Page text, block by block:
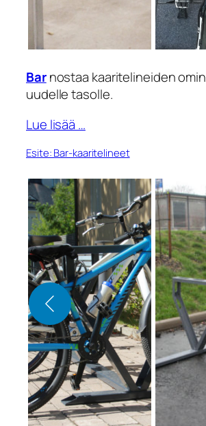
Barnostaa kaaritelineiden
uudelle tasolle.
Lue lisää …
Esite: Bar-kaaritelineet